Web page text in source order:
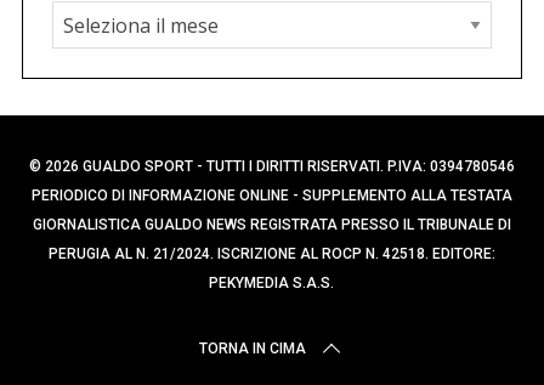
A
r
c
h
i
v
i
© 2026 GUALDO SPORT - TUTTI I DIRITTI RISERVATI. P.IVA: 0394780546
PERIODICO DI INFORMAZIONE ONLINE - SUPPLEMENTO ALLA TESTATA
GIORNALISTICA GUALDO NEWS REGISTRATA PRESSO IL TRIBUNALE DI
PERUGIA AL N. 21/2024. ISCRIZIONE AL ROCP N. 42518. EDITORE:
PEKYMEDIA S.A.S.
TORNA IN CIMA